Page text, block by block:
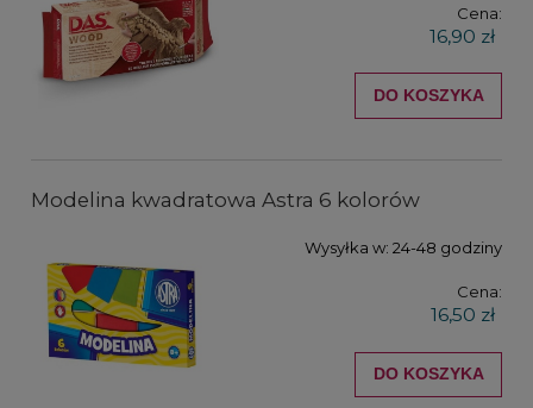
Cena:
16,90 zł
DO KOSZYKA
Modelina kwadratowa Astra 6 kolorów
Wysyłka w: 24-48 godziny
Cena:
16,50 zł
DO KOSZYKA